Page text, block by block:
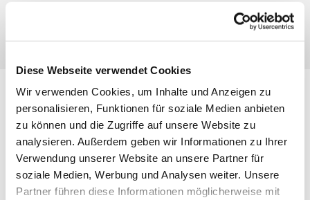
Diese Webseite verwendet Cookies
Wir verwenden Cookies, um Inhalte und Anzeigen zu
personalisieren, Funktionen für soziale Medien anbieten
zu können und die Zugriffe auf unsere Website zu
analysieren. Außerdem geben wir Informationen zu Ihrer
Verwendung unserer Website an unsere Partner für
soziale Medien, Werbung und Analysen weiter. Unsere
Partner führen diese Informationen möglicherweise mit
St. Maria Magdalena, Kirche, Platanenstraße